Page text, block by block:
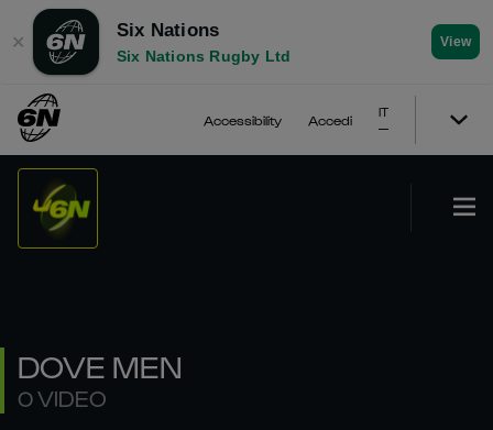
✕
Six Nations
Six Nations Rugby Ltd
View
Accessibility Accedi
IT
DOVE MEN
0 VIDEO